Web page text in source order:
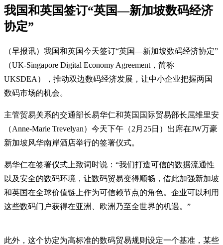
我国和英国签订“英国—新加坡数码经济
协定”
（早报讯）我国和英国今天签订“英国—新加坡数码经济协定”
（UK-Singapore Digital Economy Agreement，简称
UKSDEA），推动双边数码经济发展，让中小企业把握两国
数码市场的机会。
主管贸易关系的交通部长易华仁和英国国际贸易部长屈维里安
（Anne-Marie Trevelyan）今天下午（2月25日）出席在JW万豪
新加坡风华南岸酒店举行的签署仪式。
易华仁在签署仪式上致词时说：“我们打造可信的数据流通性
以及安全的数码环境，让数码贸易变得顺畅，借此加强新加坡
和英国在全球价值链上作为可信赖节点的角色。企业可以利用
这些数码门户获得在亚洲、欧洲乃至全世界的机遇。”
此外，这个协定为高标准的数码贸易规则设定一个基准，某些